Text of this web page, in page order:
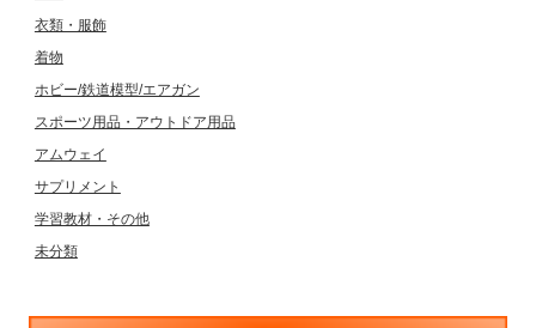
衣類・服飾
着物
ホビー/鉄道模型/エアガン
スポーツ用品・アウトドア用品
アムウェイ
サプリメント
学習教材・その他
未分類